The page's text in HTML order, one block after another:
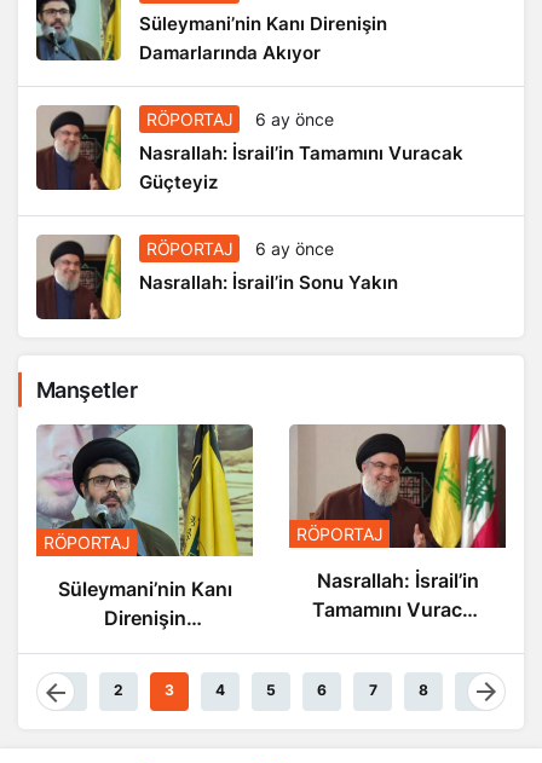
Süleymani’nin Kanı Direnişin
Damarlarında Akıyor
RÖPORTAJ 6 ay önce
Nasrallah: İsrail’in Tamamını Vuracak
Güçteyiz
RÖPORTAJ 6 ay önce
Nasrallah: İsrail’in Sonu Yakın
Manşetler
RÖPORTAJ
Nasrallah: İsrail’in
Tamamını Vuracak
Güçteyiz
RÖPORTAJ
Nasrallah: İsrail’in
Sonu Yakın
1 2 3 4 5 6 7 8 9